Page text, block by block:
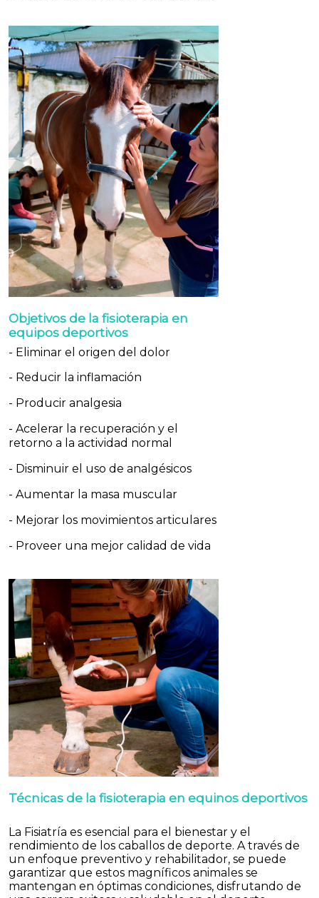
Objetivos de la fisioterapia en
equipos deportivos
- Eliminar el origen del dolor
- Reducir la inflamación
- Producir analgesia
- Acelerar la recuperación y el
retorno a la actividad normal
- Disminuir el uso de analgésicos
- Aumentar la masa muscular
- Mejorar los movimientos articulares
- Proveer una mejor calidad de vida
Técnicas de la fisioterapia en equinos deportivos
La Fisiatría es esencial para el bienestar y el
rendimiento de los caballos de deporte. A través de
un enfoque preventivo y rehabilitador, se puede
garantizar que estos magníficos animales se
mantengan en óptimas condiciones, disfrutando de